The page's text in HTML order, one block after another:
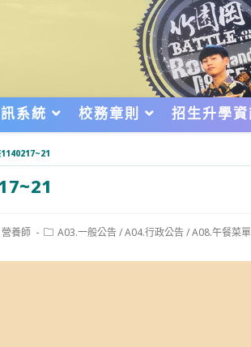
系統 校務章則 招生升學
營養師
PostA03.一般公告/A04.行政公告/A08.午餐菜單